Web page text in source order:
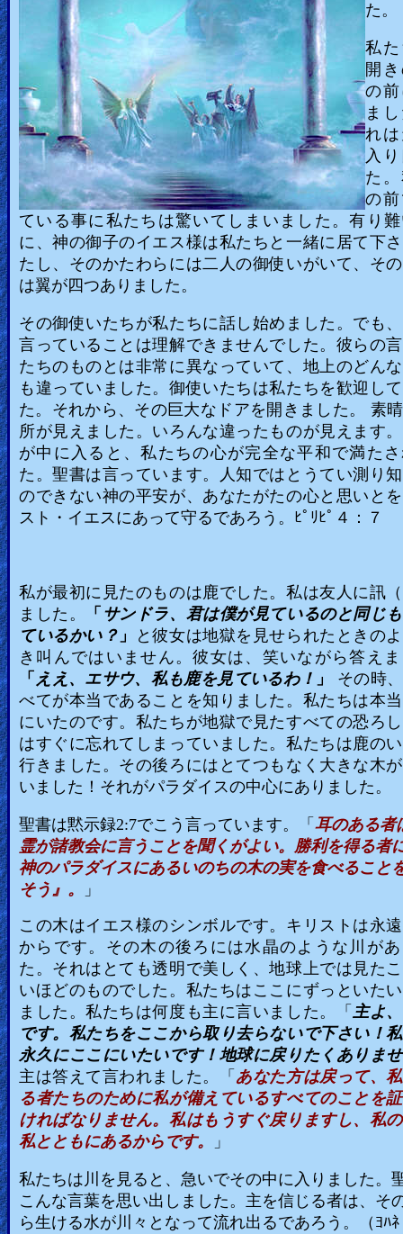
Revelations
Testimonies
Evangelism
Documentaries
Islam
Other
Other
Languages
Contact/Feedback/Donate
Follow
us
Social
Media
PDF
Books
Video
Ask
AI
Bible
Questions
Something
Funny...
2nd
Page,
Older
Material
た。
私
開
の
ま
れ
入
た
の
ている事に私たちは驚いてしまいました。有り
に、神の御子のイエス様は私たちと一緒に居て下
たし、そのかたわらには二人の御使いがいて、そ
は翼が四つありました。
その御使いたちが私たちに話し始めました。でも
言っていることは理解できませんでした。彼らの
たちのものとは非常に異なっていて、地上のどん
も違っていました。御使いたちは私たちを歓迎し
た。それから、その巨大なドアを開きました。 素
所が見えました。いろんな違ったものが見えます
が中に入ると、私たちの心が完全な平和で満た
た。聖書は言っています。人知ではとうてい測り
のできない神の平安が、あなたがたの心と思いと
スト・イエスにあって守るであろう。ﾋﾟﾘﾋﾟ４：７
私が最初に見たのものは鹿でした。私は友人に訊
ました。
「 サンドラ、君は僕が見ているのと同じ
ているかい？ 」
と彼女は地獄を見せられたときの
き叫んではいません。彼女は、笑いながら答え
「 ええ、エサウ、私も鹿を見ているわ！ 」
その時
べてが本当であることを知りました。私たちは本
にいたのです。私たちが地獄で見たすべての恐ろ
はすぐに忘れてしまっていました。私たちは鹿の
行きました。その後ろにはとてつもなく大きな木
いました！それがパラダイスの中心にありました。
聖書は黙示録2:7でこう言っています。「 耳のある者
霊が諸教会に言うことを聞くがよい。勝利を得る者
神のパラダイスにあるいのちの木の実を食べること
そう』。
」
この木はイエス様のシンボルです。キリストは永
からです。その木の後ろには水晶のような川が
た。それはとても透明で美しく、地球上では見た
いほどのものでした。私たちはここにずっといた
ました。私たちは何度も主に言いました。「主よ
です。私たちをここから取り去らないで下さい！
永久にここにいたいです！地球に戻りたくありま
主は答えて言われました。「 あなた方は戻って、
る者たちのために私が備えているすべてのことを
ければなりません。私はもうすぐ戻りますし、私
私とともにあるからです。
」
私たちは川を見ると、急いでその中に入りました。
こんな言葉を思い出しました。主を信じる者は、そ
ら生ける水が川々となって流れ出るであろう。（ﾖﾊﾈ